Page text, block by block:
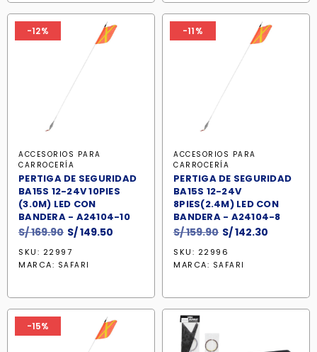
-12%
ACCESORIOS PARA
CARROCERÍA
PERTIGA DE SEGURIDAD
BA15S 12-24V 10PIES
(3.0M) LED CON
BANDERA - A24104-10
S/169.90 El
precio
original
S/149.50
SKU: 22997
MARCA: SAFARI
-11%
ACCESORIOS PARA
CARROCERÍA
PERTIGA DE SEGURIDAD
BA15S 12-24V
8PIES(2.4M) LED CON
BANDERA - A24104-8
S/159.90 El
precio
original
S/142.30
SKU: 22996
MARCA: SAFARI
-15%